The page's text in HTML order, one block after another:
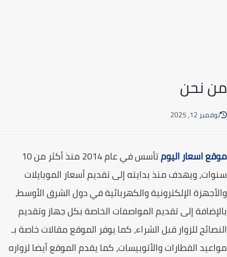
من نحن
نوفمبر 12, 2025
موقع اسعار اليوم
تأسس في عام 2014 منذ أكثر من 10
سنوات، ويهدف منذ بدايته إلى تقديم أسعار الموبايلات
والأجهزة الإلكترونية والكهربائية في دول الشرق الأوسط،
بالإضافة إلى تقديم المواصفات الخاصة بكل جهاز وتقديم
النصائح للزوار قبل الشراء، كما يوفر الموقع مقالات خاصة بـ
مواعيد القطارات والأتوبيسات، كما يقدم الموقع أيضا لزواره